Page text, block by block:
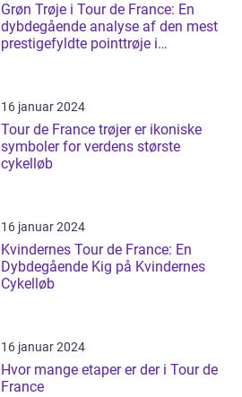
Grøn Trøje i Tour de France: En
dybdegående analyse af den mest
prestigefyldte pointtrøje i
16 januar 2024
Tour de France trøjer er ikoniske
symboler for verdens største
cykelløb
16 januar 2024
Kvindernes Tour de France: En
Dybdegående Kig på Kvindernes
Cykelløb
16 januar 2024
Hvor mange etaper er der i Tour de
France